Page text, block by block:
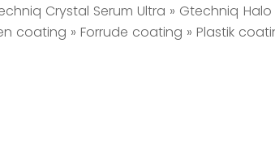
Crystal Serum Ultra » Gtechniq Halo
coating » Forrude coating » Plastik